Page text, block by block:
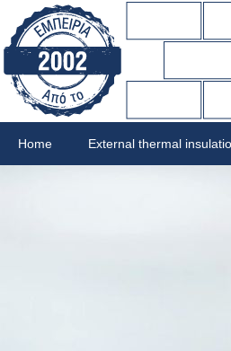
Home External thermal